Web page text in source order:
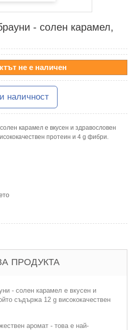
- солен карамел,
не е наличен
наличност
карамел е вкусен и здравословен
протеин и 4 g фибри.
ПРОДУКТА
- солен карамел е вкусен и
съдържа 12 g висококачествен
аромат - това е най-